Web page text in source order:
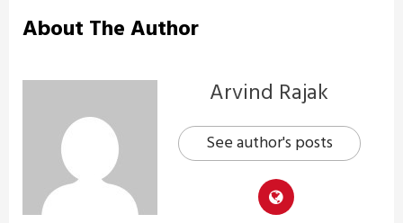
About The Author
Arvind Rajak
See author's posts